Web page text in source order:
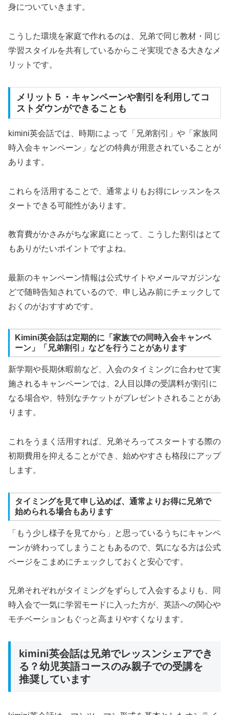
身についていきます。
こうした環境を家庭で作れるのは、兄弟で同じ教材・同じ
学習スタイルを共有しているからこそ実現できる大きなメ
リットです。
メリット５・キャンペーンや割引を利用してコ
ストダウンができることも
kimini英会話では、時期によって「兄弟割引」や「家族同
時入会キャンペーン」などの特典が用意されていることが
あります。
これらを活用することで、通常よりもお得にレッスンをス
タートできる可能性があります。
教育費がかさみがちな家庭にとって、こうした割引はとて
もありがたいポイントですよね。
最新のキャンペーン情報は公式サイトやメールマガジンな
どで随時告知されているので、申し込み前にチェックして
おくのがおすすめです。
Kimini英会話は定期的に「家族での同時入会キャンペ
ーン」「兄弟割引」などを行うことがあります
新学期や長期休暇前など、入会のタイミングに合わせて実
施されるキャンペーンでは、2人目以降の受講料が割引に
なる場合や、特別なチケットがプレゼントされることがあ
ります。
これをうまく活用すれば、兄弟そろってスタートする際の
初期費用を抑えることができ、始めやすさも格段にアップ
します。
タイミングを見て申し込めば、通常よりお得に兄弟で
始められる場合もあります
「もう少し様子を見てから」と思っているうちにキャンペ
ーンが終わってしまうこともあるので、気になる方は公式
ページをこまめにチェックしておくと安心です。
兄弟それぞれがタイミングをずらして入会するよりも、同
時入会で一気に学習モードに入った方が、英語への関心や
モチベーションもぐっと高まりやすくなります。
kimini英会話は兄弟でレッスンシェアでき
る？幼児英語コースのみ親子での受講を
推奨しています